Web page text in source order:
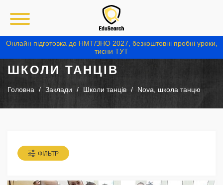
Онлайн підготовка до НМТ/ЗНО 2027, безкоштовні пробні уроки,
тисни ТУТ
ШКОЛИ ТАНЦІВ
Головна Заклади Школи танців Nova, школа танцю
ФІЛЬТР